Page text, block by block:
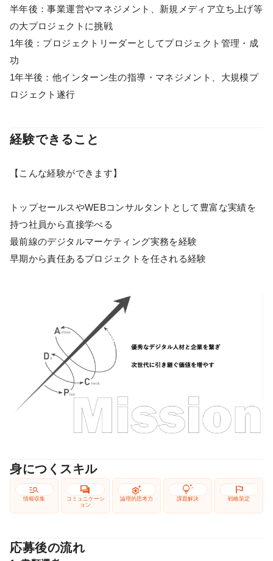
半年後：事業運営やマネジメント、新規メディア立ち上げ等
の大プロジェクトに挑戦
1年後：プロジェクトリーダーとしてプロジェクト管理・成
功
1年半後：他インターン生の指導・マネジメント、大規模プ
ロジェクト遂行
経験できること
【こんな経験ができます】
トップセールスやWEBコンサルタントとして豊富な実績を
持つ社員から直接学べる
最前線のデジタルマーケティング実務を経験
早期から責任あるプロジェクトを任される経験
身につくスキル
manage_search
情報収集
forum
コミュニケーシ
ョン
settings_suggest
論理的思考力
tips_and_updates
課題解決
flag
戦略策定
応募後の流れ